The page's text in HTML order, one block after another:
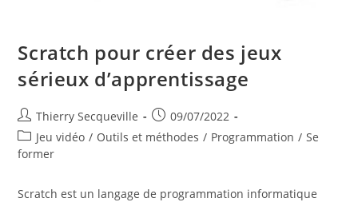
Scratch pour créer des jeux
sérieux d’apprentissage
Auteur/autrice
de
la
Thierry Secqueville
Publication
publiée :
09/07/2022
Post
category:
Jeu vidéo / Outils et méthodes / Programmation / Se
former
Scratch est un langage de programmation informatique